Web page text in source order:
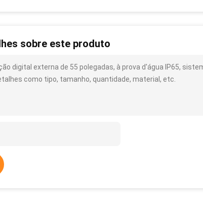
sobre este produto
digital externa de 55 polegadas, à prova d'água IP65,
como tipo, tamanho, quantidade, material, etc.